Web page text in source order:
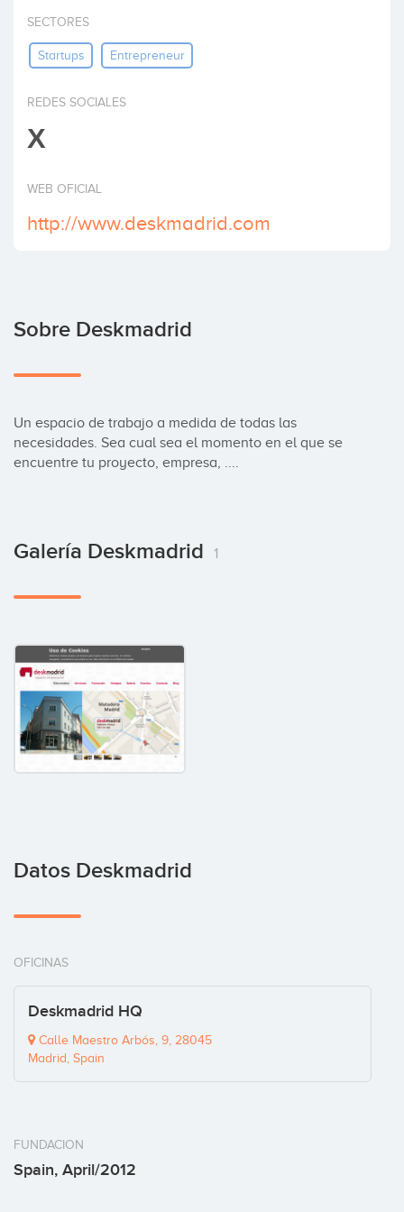
Invertir
SECTORES
Startups Entrepreneur
REDES SOCIALES
X
WEB OFICIAL
http://www.deskmadrid.com
Sobre Deskmadrid
Un espacio de trabajo a medida de todas las
necesidades. Sea cual sea el momento en el que se
encuentre tu proyecto, empresa, ....
Galería Deskmadrid 1
Datos Deskmadrid
OFICINAS
Deskmadrid HQ
Calle Maestro Arbós, 9, 28045
Madrid, Spain
FUNDACION
Spain, April/2012